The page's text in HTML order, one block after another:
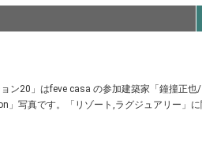
ン20」はfeve casa の参加建築家「鐘撞正
」写真です。「リゾート,ラグジュアリー」